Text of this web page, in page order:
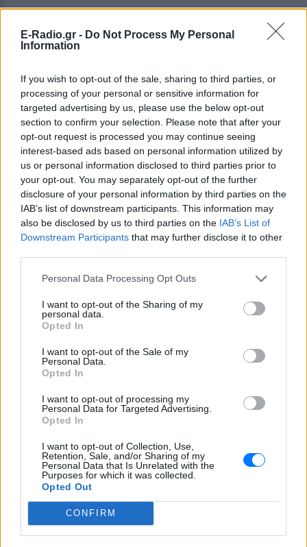
E-Radio.gr - Do Not Process My Personal
Information
If you wish to opt-out of the sale, sharing to third parties, or
processing of your personal or sensitive information for
targeted advertising by us, please use the below opt-out
section to confirm your selection. Please note that after your
opt-out request is processed you may continue seeing
interest-based ads based on personal information utilized by
us or personal information disclosed to third parties prior to
your opt-out. You may separately opt-out of the further
disclosure of your personal information by third parties on the
IAB’s list of downstream participants. This information may
also be disclosed by us to third parties on the IAB’s List of
Downstream Participants that may further disclose it to other
Personal Data Processing Opt Outs
I want to opt-out of the Sharing of my
personal data.
Opted In
I want to opt-out of the Sale of my
Personal Data.
Opted In
I want to opt-out of processing my
Personal Data for Targeted Advertising.
Opted In
I want to opt-out of Collection, Use,
Retention, Sale, and/or Sharing of my
Personal Data that Is Unrelated with the
Purposes for which it was collected.
Opted Out
CONFIRM
ΔΕΙΤΕ ΕΠΙΣΗΣ
ΣΤΗΝ ΙΔΙΑ ΚΑΤΗΓΟΡΙΑ
Πάνω από 45.000 διελεύσεις
ημερησίως στους Ευζώνους:
Μαζική άφιξη τουριστών από
τα Βαλκάνια
ΣΉΜΕΡΑ
Προσωρινή αναστολή των βιομετρικών
ελέγχων για να επισπευστεί η διέλευση
Μύκονος: Ιταλοί τουρίστες
έκαναν «κλαμπ» βανάκι transfer
‑ Αντιδράσεις για το ξέφρενο
ΣΉΜΕΡΑ
Χοροί, φωνές, φωτογραφίες: Λες και
Η απάντηση της Ιταλίας στην
Αμετάπειστη παραμένει η ιταλική
κυβέρνηση